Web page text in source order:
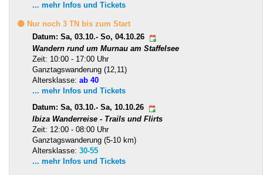
... mehr Infos und Tickets
🟡 Nur noch 3 TN bis zum Start
Datum: Sa, 03.10.- So, 04.10.26
Wandern rund um Murnau am Staffelsee
Zeit: 10:00 - 17:00 Uhr
Ganztagswanderung (12,11)
Altersklasse: ab 40
... mehr Infos und Tickets
Datum: Sa, 03.10.- Sa, 10.10.26
Ibiza Wanderreise - Trails und Flirts
Zeit: 12:00 - 08:00 Uhr
Ganztagswanderung (5-10 km)
Altersklasse: 30-55
... mehr Infos und Tickets